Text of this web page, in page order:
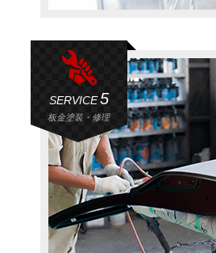
SERVICE5
板金塗装・修理